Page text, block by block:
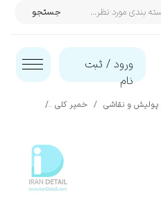
ورود / ثبت
نام
جستجو
پولیش و نقاشی خمیر کلی